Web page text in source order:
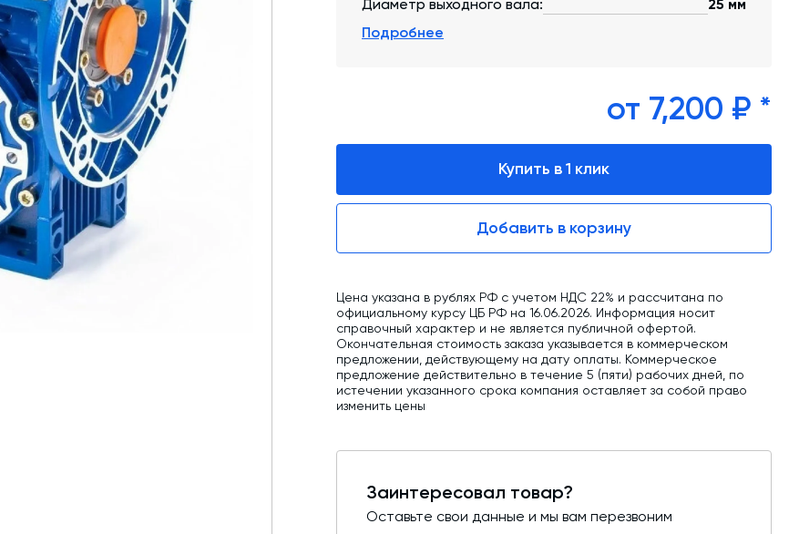
Промышленные фильтры и комплектующие
Оборудование для производства ЖБИ
Телескопические загрузчики
Промышленные вибраторы
Дробильно-сортировочный комплекс
Автоматизированные системы управления
Подбор и поставка комплектующих под
Экспертиза промышленной безопасности
производств
Диаметр выходного вала:
25 мм
Подробнее
от 7,200 ₽ *
Купить в 1 клик
Добавить в корзину
Цена указана в рублях РФ с учетом НДС 22% и рассчитана по
официальному курсу ЦБ РФ на 16.06.2026. Информация носит
справочный характер и не является публичной офертой.
Окончательная стоимость заказа указывается в коммерческом
предложении, действующему на дату оплаты. Коммерческое
предложение действительно в течение 5 (пяти) рабочих дней, по
истечении указанного срока компания оставляет за собой право
изменить цены
Заинтересовал товар?
Оставьте свои данные и мы вам перезвоним